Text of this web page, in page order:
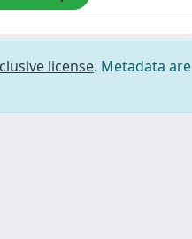
license. Metadata are